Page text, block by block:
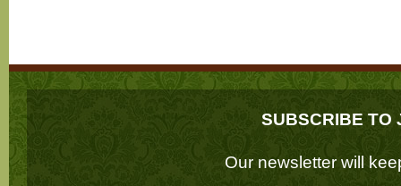
SUBSCRIBE TO
Our newsletter will